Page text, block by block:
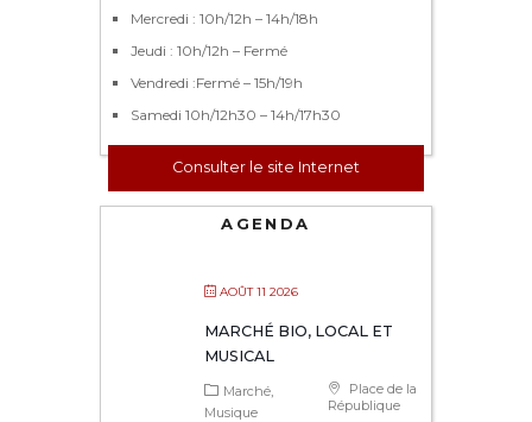
Mercredi : 10h/12h – 14h/18h
Jeudi : 10h/12h – Fermé
Vendredi :Fermé – 15h/19h
Samedi 10h/12h30 – 14h/17h30
Consulter le site Internet
AGENDA
AOÛT 11 2026
MARCHÉ BIO, LOCAL ET
MUSICAL
Place de la
République
Marché
Musique